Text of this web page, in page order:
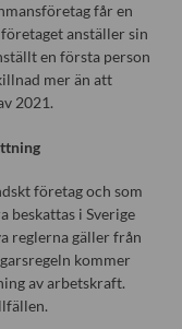
får en
anställer sin
en första person
mer än att
2021.
företag och som
beskattas i Sverige
reglerna gäller från
kommer
av arbetskraft.